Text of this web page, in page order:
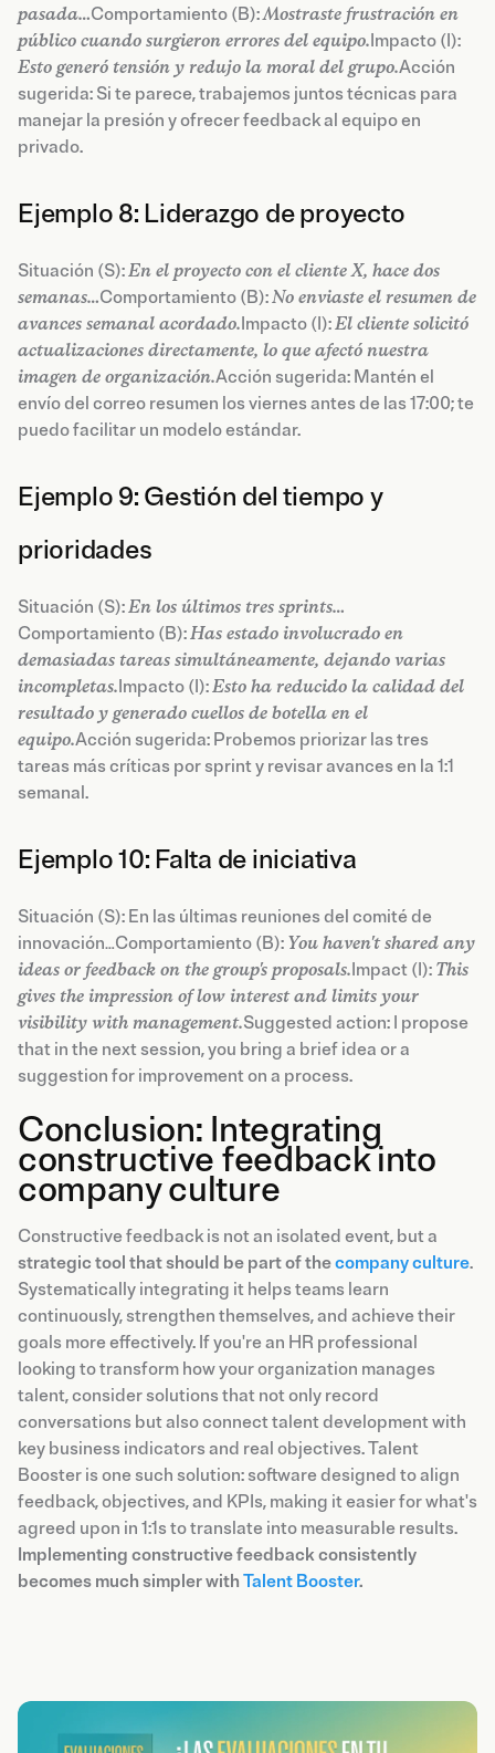
pasada…Comportamiento (B):Mostraste frustración en
público cuando surgieron errores del equipo.Impacto (I):
Esto generó tensión y redujo la moral del grupo.Acción
sugerida: Si te parece, trabajemos juntos técnicas para
manejar la presión y ofrecer feedback al equipo en
privado.
Ejemplo 8: Liderazgo de proyecto
Situación (S):En el proyecto con el cliente X, hace dos
semanas…Comportamiento (B):No enviaste el resumen de
avances semanal acordado.Impacto (I):El cliente solicitó
actualizaciones directamente, lo que afectó nuestra
imagen de organización.Acción sugerida: Mantén el
envío del correo resumen los viernes antes de las 17:00; te
puedo facilitar un modelo estándar.
Ejemplo 9: Gestión del tiempo y
prioridades
Situación (S):En los últimos tres sprints…
Comportamiento (B):Has estado involucrado en
demasiadas tareas simultáneamente, dejando varias
incompletas.Impacto (I):Esto ha reducido la calidad del
resultado y generado cuellos de botella en el
equipo.Acción sugerida: Probemos priorizar las tres
tareas más críticas por sprint y revisar avances en la 1:1
semanal.
Ejemplo 10: Falta de iniciativa
Situación (S): En las últimas reuniones del comité de
innovación…Comportamiento (B): You haven't shared any
ideas or feedback on the group's proposals.Impact (I): This
gives the impression of low interest and limits your
visibility with management.Suggested action: I propose
that in the next session, you bring a brief idea or a
suggestion for improvement on a process.
Conclusion: Integrating
constructive feedback into
company culture
Constructive feedback is not an isolated event, but a
strategic tool that should be part of thecompany culture.
Systematically integrating it helps teams learn
continuously, strengthen themselves, and achieve their
goals more effectively. If you're an HR professional
looking to transform how your organization manages
talent, consider solutions that not only record
conversations but also connect talent development with
key business indicators and real objectives. Talent
Booster is one such solution: software designed to align
feedback, objectives, and KPIs, making it easier for what's
agreed upon in 1:1s to translate into measurable results.
Implementing constructive feedback consistently
becomes much simpler with Talent Booster.